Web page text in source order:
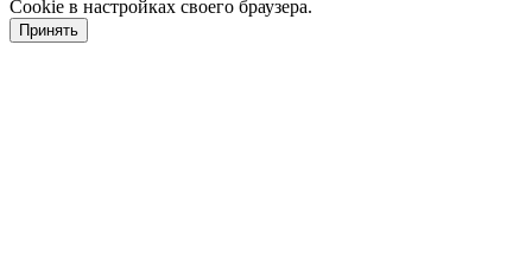
Cookie в настройках своего браузера.
Принять